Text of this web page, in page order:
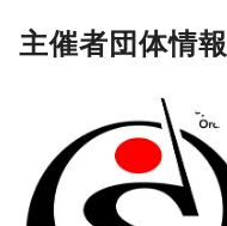
主催者団体情報